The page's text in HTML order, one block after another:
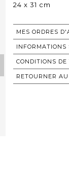
24 x 31 cm
MES ORDRES
INFORMATIONS
CONDITIONS DE
RETOURNER